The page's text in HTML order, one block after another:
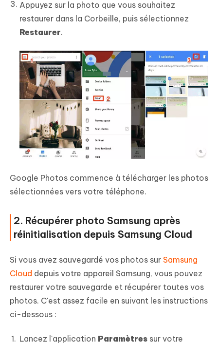
Appuyez sur la photo que vous souhaitez
restaurer dans la Corbeille, puis sélectionnez
Restaurer.
Google Photos commence à télécharger les photos
sélectionnées vers votre téléphone.
2. Récupérer photo Samsung après
réinitialisation depuis Samsung Cloud
Si vous avez sauvegardé vos photos sur Samsung
Cloud depuis votre appareil Samsung, vous pouvez
restaurer votre sauvegarde et récupérer toutes vos
photos. C'est assez facile en suivant les instructions
ci-dessous :
Lancez l'application Paramètres sur votre